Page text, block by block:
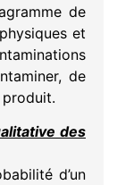
de
et
de
des
d’un